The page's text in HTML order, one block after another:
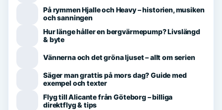
På rymmen Hjalle och Heavy – historien, musiken
och sanningen
Hur länge håller en bergvärmepump? Livslängd
& byte
Vännerna och det gröna ljuset – allt om serien
Säger man grattis på mors dag? Guide med
exempel och texter
Flyg till Alicante från Göteborg – billiga
direktflyg & tips